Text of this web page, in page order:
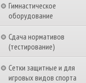
Гимнастическое
оборудование
Сдача нормативов
(тестирование)
Сетки защитные и для
игровых видов спорта